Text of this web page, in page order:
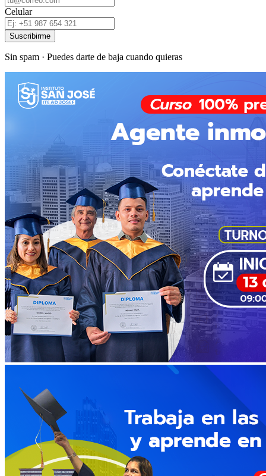
Celular
Suscribirme
Sin spam · Puedes darte de baja cuando quieras